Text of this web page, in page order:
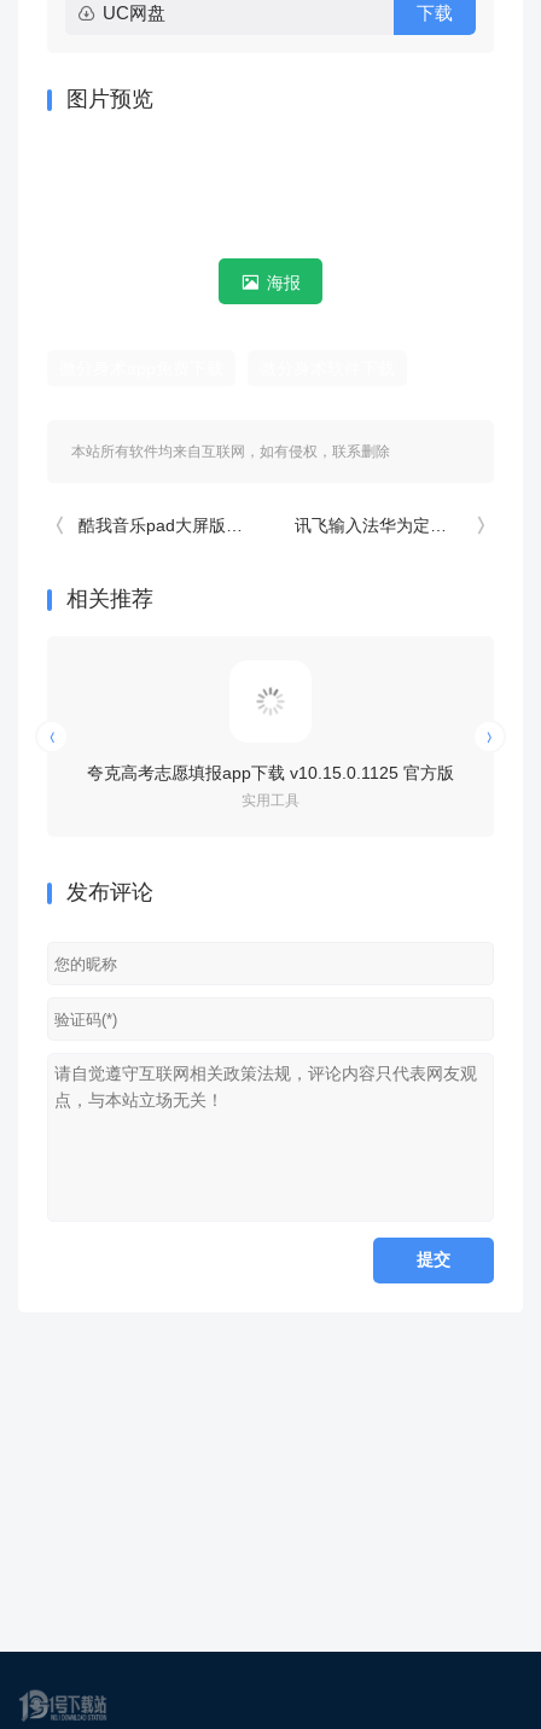
UC网盘 下载
图片预览
海报
本站所有软件均来自互联网，如有侵权，联系删除
酷我音乐pad大屏版(酷我音乐hd) v9.0.3.0安卓版 讯飞输入法华为定制版 v8.1.8448安卓版
相关推荐
夸克高考志愿填报app下载 v10.15.0.1125 官方版
实用工具
发布评论